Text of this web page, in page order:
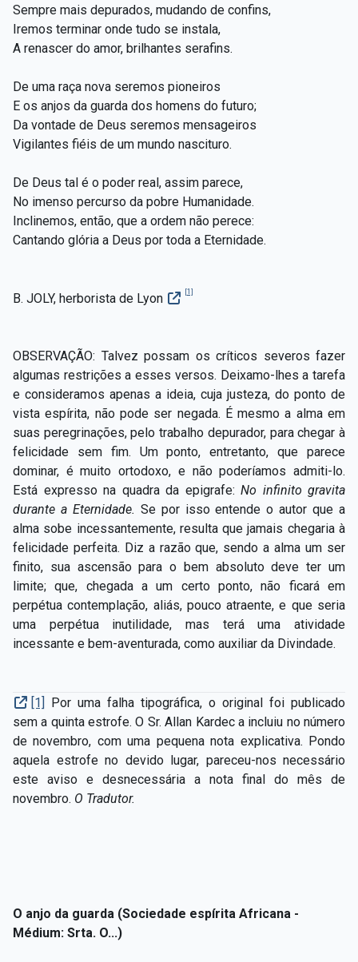
Sempre mais depurados, mudando de confins,
Iremos terminar onde tudo se instala,
A renascer do amor, brilhantes serafins.
De uma raça nova seremos pioneiros
E os anjos da guarda dos homens do futuro;
Da vontade de Deus seremos mensageiros
Vigilantes fiéis de um mundo nascituro.
De Deus tal é o poder real, assim parece,
No imenso percurso da pobre Humanidade.
Inclinemos, então, que a ordem não perece:
Cantando glória a Deus por toda a Eternidade.
B. JOLY, herborista de Lyon [1]
OBSERVAÇÃO: Talvez possam os críticos severos fazer
algumas restrições a esses versos. Deixamo-lhes a tarefa
e consideramos apenas a ideia, cuja justeza, do ponto de
vista espírita, não pode ser negada. É mesmo a alma em
suas peregrinações, pelo trabalho depurador, para chegar à
felicidade sem fim. Um ponto, entretanto, que parece
dominar, é muito ortodoxo, e não poderíamos admiti-lo.
Está expresso na quadra da epigrafe: No infinito gravita
durante a Eternidade. Se por isso entende o autor que a
alma sobe incessantemente, resulta que jamais chegaria à
felicidade perfeita. Diz a razão que, sendo a alma um ser
finito, sua ascensão para o bem absoluto deve ter um
limite; que, chegada a um certo ponto, não ficará em
perpétua contemplação, aliás, pouco atraente, e que seria
uma perpétua inutilidade, mas terá uma atividade
incessante e bem-aventurada, como auxiliar da Divindade.
[1] Por uma falha tipográfica, o original foi publicado
sem a quinta estrofe. O Sr. Allan Kardec a incluiu no número
de novembro, com uma pequena nota explicativa. Pondo
aquela estrofe no devido lugar, pareceu-nos necessário
este aviso e desnecessária a nota final do mês de
novembro. O Tradutor.
O anjo da guarda (Sociedade espírita Africana -
Médium: Srta. O...)